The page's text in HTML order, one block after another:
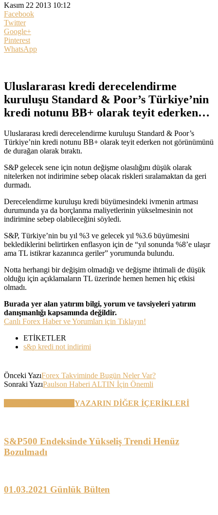
Kasım 22 2013 10:12
Facebook
Twitter
Google+
Pinterest
WhatsApp
Uluslararası kredi derecelendirme
kuruluşu Standard & Poor’s Türkiye’nin
kredi notunu BB+ olarak teyit ederken…
Uluslararası kredi derecelendirme kuruluşu Standard & Poor’s
Türkiye’nin kredi notunu BB+ olarak teyit ederken not görünümünü
de durağan olarak bıraktı.
S&P gelecek sene için notun değişme olasılığını düşük olarak
nitelerken not indirimine sebep olacak riskleri sıralamaktan da geri
durmadı.
Derecelendirme kuruluşu kredi büyümesindeki ivmenin artması
durumunda ya da borçlanma maliyetlerinin yükselmesinin not
indirimine sebep olabileceğini söyledi.
S&P, Türkiye’nin bu yıl %3 ve gelecek yıl %3.6 büyümesini
beklediklerini belirtirken enflasyon için de “yıl sonunda %8’e ulaşır
ama TL istikrar kazanınca geriler” yorumunda bulundu.
Notta herhangi bir değişim olmadığı ve değişme ihtimali de düşük
olduğu için açıklamaların TL üzerinde hemen hemen hiç etkisi
olmadı.
Burada yer alan yatırım bilgi, yorum ve tavsiyeleri yatırım
danışmanlığı kapsamında değildir.
Canlı Forex Haber ve Yorumları için Tıklayın!
ETİKETLER
s&p kredi not indirimi
Önceki YazıForex Takviminde Bugün Neler Var?
Sonraki YazıPaulson Haberi ALTIN İçin Önemli
YAZARIN DİĞER İÇERİKLERİ
S&P500 Endeksinde Yükseliş Trendi Henüz
Bozulmadı
01.03.2021 Günlük Bülten